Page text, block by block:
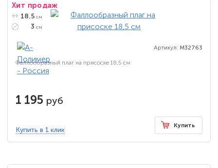
Хит продаж
18.5 см
3 см
Артикул: M32763
Фаллообразный плаг на присоске 18,5 см
1 195 руб
Купить в 1 клик
Купить